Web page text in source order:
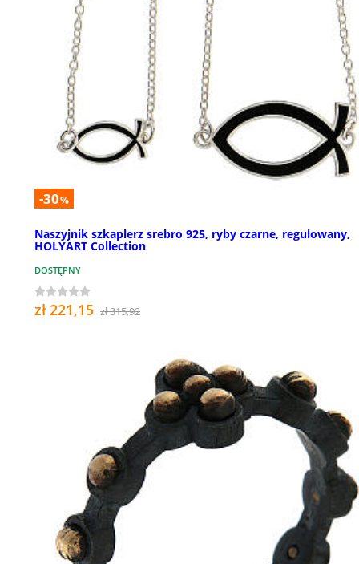
-30%
Naszyjnik szkaplerz srebro 925, ryby czarne, regulowany,
HOLYART Collection
DOSTĘPNY
zł 221,15 zł 315,92